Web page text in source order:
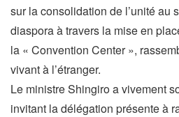
sur la consolidation de l’unité au
diaspora à travers la mise en
la « Convention Center »,
vivant à l’étranger.
Le ministre Shingiro a vivement
invitant la délégation présente à